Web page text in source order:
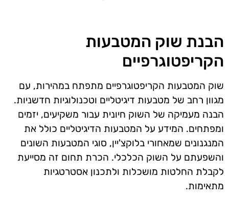
הבנת שוק המטבעות
הקריפטוגרפיים
שוק המטבעות הקריפטוגרפיים מתפתח במהירות, עם
מגוון רחב של מטבעות דיגיטליים וטכנולוגיות חדשניות.
הבנה מעמיקה של השוק חיונית עבור משקיעים, יזמים
ומפתחים. המידע על המטבעות הדיגיטליים כולל את
המנגנונים שמאחורי בלוקצ'יין, סוגי המטבעות השונים
והשפעתם על השוק הכלכלי. הכרת תחום זה מסייעת
לקבלת החלטות מושכלות ולתכנון אסטרטגיות
מתאימות.